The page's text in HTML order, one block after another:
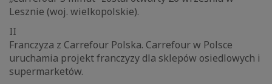
Lesznie (woj. wielkopolskie).
II
Franczyza z Carrefour Polska. Carrefour w Polsce
uruchamia projekt franczyzy dla sklepów osiedlowych i
supermarketów.